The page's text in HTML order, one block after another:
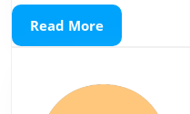
Read MoreRead
More